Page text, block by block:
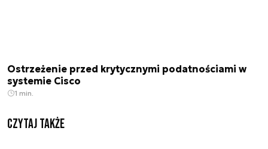
Ostrzeżenie przed krytycznymi podatnościami w
systemie Cisco
1 min.
Czytaj także